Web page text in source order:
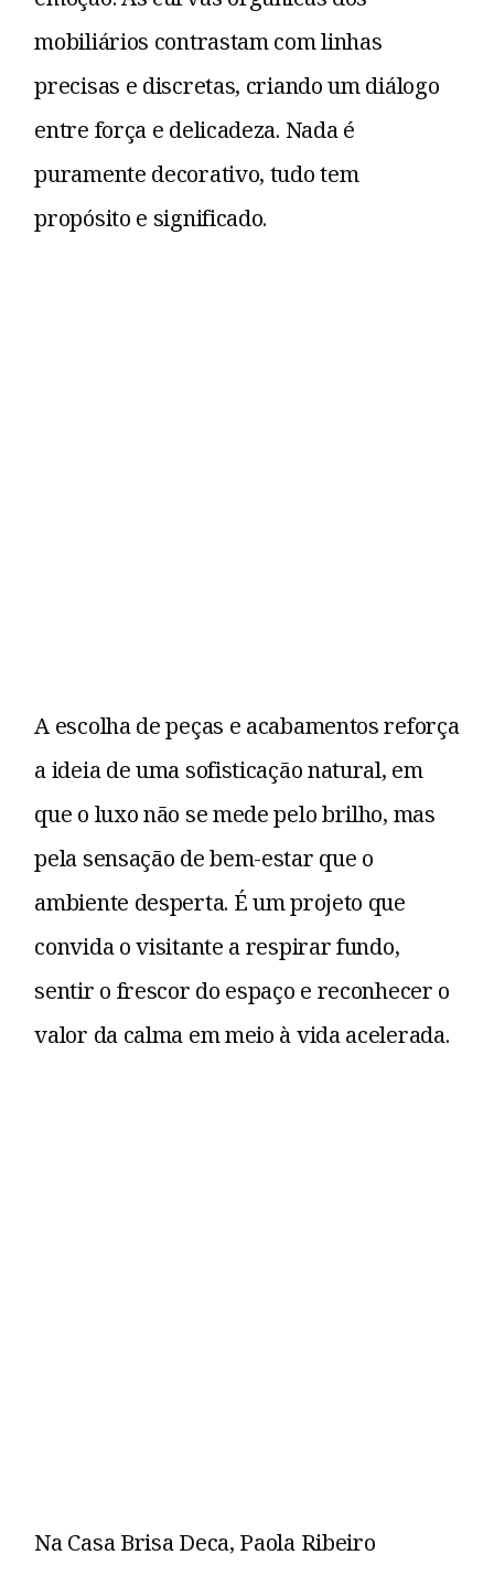
mobiliários contrastam com linhas
precisas e discretas, criando um diálogo
entre força e delicadeza. Nada é
puramente decorativo, tudo tem
propósito e significado.
A escolha de peças e acabamentos reforça
a ideia de uma sofisticação natural, em
que o luxo não se mede pelo brilho, mas
pela sensação de bem-estar que o
ambiente desperta. É um projeto que
convida o visitante a respirar fundo,
sentir o frescor do espaço e reconhecer o
valor da calma em meio à vida acelerada.
Na Casa Brisa Deca, Paola Ribeiro